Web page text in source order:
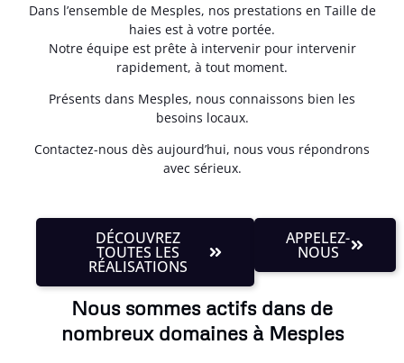
Dans l’ensemble de Mesples, nos prestations en Taille de
haies est à votre portée.
Notre équipe est prête à intervenir pour intervenir
rapidement, à tout moment.
Présents dans Mesples, nous connaissons bien les
besoins locaux.
Contactez-nous dès aujourd’hui, nous vous répondrons
avec sérieux.
DÉCOUVREZ
TOUTES LES
RÉALISATIONS
APPELEZ-
NOUS
Nous sommes actifs dans de
nombreux domaines à Mesples